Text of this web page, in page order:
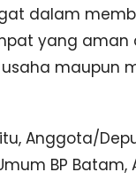
dalam
yang aman
maupun
Anggota/
BP Batam,